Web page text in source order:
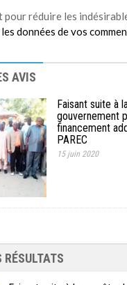
pour réduire les
données de vos
AVIS
Faisant suite à
gouvernement
financement
PAREC
15 juin 2020